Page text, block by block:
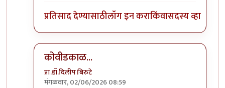
प्रतिसाद देण्यासाठीलॉग इन कराकिंवासदस्य व्हा
कोवीडकाळ...
प्रा.डॉ.दिलीप बिरुटे
मंगळवार, 02/06/2026 08:59